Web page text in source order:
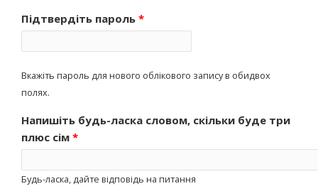
Підтвердіть пароль *
Вкажіть пароль для нового облікового запису в обидвох
полях.
Напишіть будь-ласка словом, скільки буде три
плюс сім *
Будь-ласка, дайте відповідь на питання